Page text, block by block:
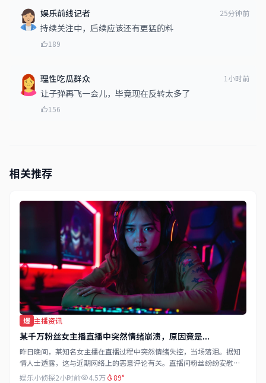
娱乐前线记者 25分钟前
持续关注中，后续应该还有更猛的料
189
理性吃瓜群众 1小时前
让子弹再飞一会儿，毕竟现在反转太多了
156
相关推荐
爆 主播资讯
某千万粉丝女主播直播中突然情绪崩溃，原因竟是...
昨日晚间，某知名女主播在直播过程中突然情绪失控，当场落泪。据知
情人士透露，这与近期网络上的恶意评论有关。直播间粉丝纷纷安慰，
场面一度十分感人。
娱乐小侦探2小时前 4.5万 89°